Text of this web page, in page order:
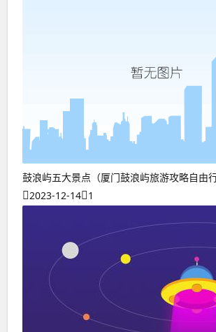
鼓浪屿五大景点（厦门鼓浪屿旅游攻略自由行
2023-12-14 1